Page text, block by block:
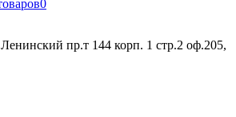
0
пр.т 144 корп. 1 стр.2 оф.205,